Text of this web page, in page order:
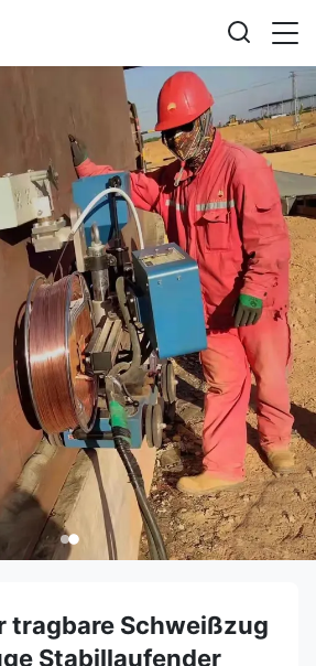
tragbare Schweißzug
Stabillaufender